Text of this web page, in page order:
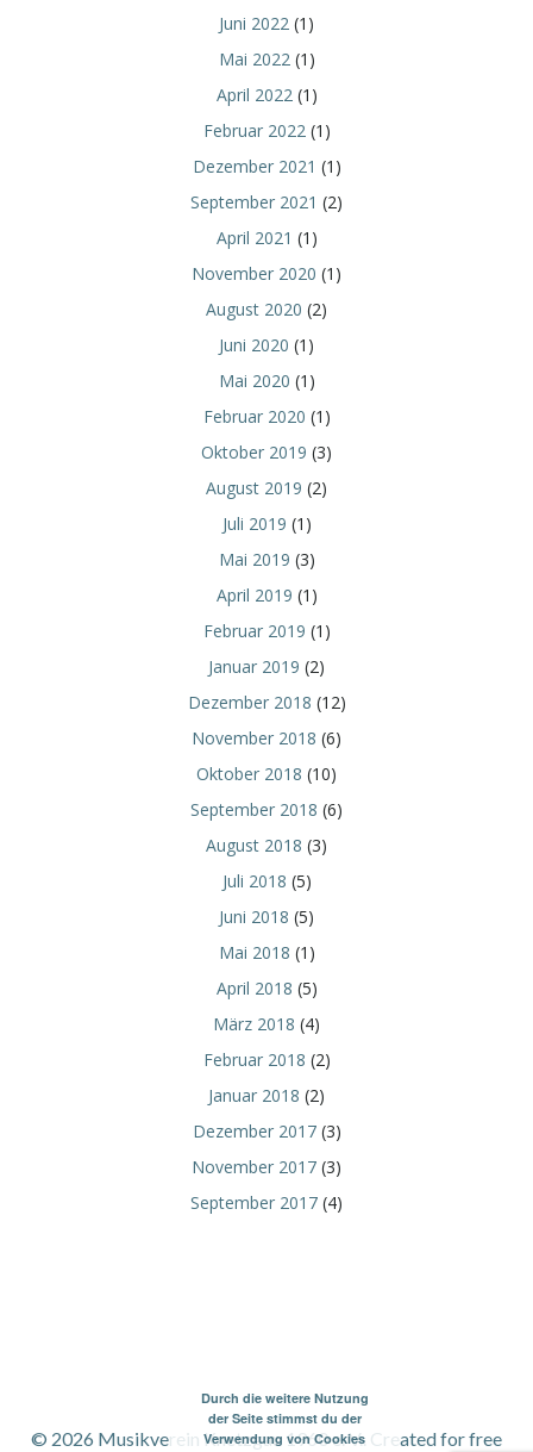
Juni 2022 (1)
Mai 2022(1)
April 2022(1)
Februar 2022(1)
Dezember 2021 (1)
September 2021 (2)
April 2021 (1)
November 2020 (1)
August 2020 (2)
Juni 2020 (1)
Mai 2020 (1)
Februar 2020 (1)
Oktober 2019 (3)
August 2019 (2)
Juli 2019 (1)
Mai 2019 (3)
April 2019 (1)
Februar 2019 (1)
Januar 2019 (2)
Dezember 2018 (12)
November 2018 (6)
Oktober 2018 (10)
September 2018 (6)
August 2018 (3)
Juli 2018 (5)
Juni 2018 (5)
Mai 2018 (1)
April 2018 (5)
März 2018 (4)
Februar 2018 (2)
Januar 2018 (2)
Dezember 2017(3)
November 2017 (3)
September 2017 (4)
© 2026 Musikverein Knetzgau 1960 e. V.. Created for free
Durch die weitere Nutzung
der Seite stimmst du der
Verwendung von Cookies